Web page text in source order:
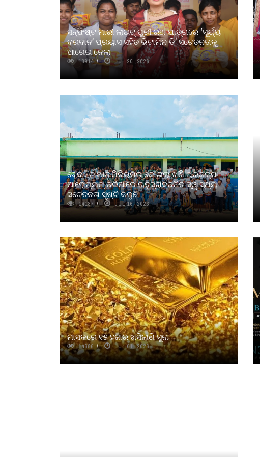
ସନ୍‌ଫିଷ୍ଟ ମାରୀ ଲାଇଟ୍‌ ପୁରୀ ରଥ ଯାତ୍ରାରେ ‘ସୂର୍ଯ୍ୟ
ବରଦାନ’ ପ୍ରୟାସ ସହିତ ଭିଟାମିନ ଡି’ ସଚେତନତାକୁ
ଆଗେଇ ନେଲା
13914 JUL 20, 2026
ବେଦାନ୍ତ ଆଲୁମିନିୟମର କୋଇଲା ଖଣି ପ୍ରକଳ୍ପ
ଆରୋଗ୍ୟମ୍ ଜରିଆରେ ଋତୁସ୍ରାବଜନିତ ସ୍ୱାସ୍ଥ୍ୟ
ସଚେତନତା ସୃଷ୍ଟି କରୁଛି
14187 JUL 16, 2026
ମାସକରେ ୧୫ ହଜାର ଖସିଲାଣି ସୁନା
14686 JUL 01, 2026